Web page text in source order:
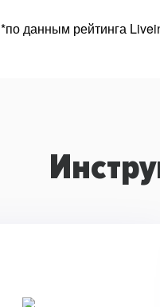
*по данным рейтинга